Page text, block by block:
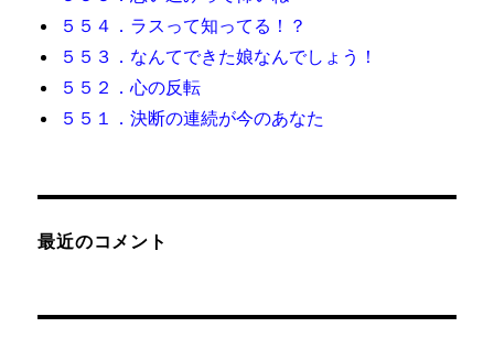
５５４．ラスって知ってる！？
５５３．なんてできた娘なんでしょう！
５５２．心の反転
５５１．決断の連続が今のあなた
最近のコメント